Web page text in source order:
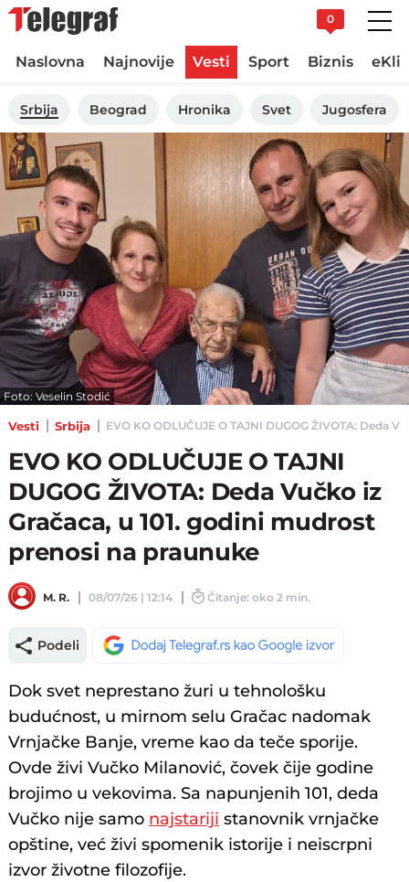
0
Naslovna Najnovije Vesti Sport Biznis
Srbija Beograd Hronika Svet Jugosfera
Foto: Veselin Stodić
Vesti Srbija EVO KO ODLUČUJE O TAJNI DUGOG ŽIVOTA: Deda
EVO KO ODLUČUJE O TAJNI
DUGOG ŽIVOTA: Deda Vučko iz
Gračaca, u 101. godini mudrost
prenosi na praunuke
M. R. 08/07/26 | 12:14 Čitanje: oko 2 min.
Podeli
Dok svet neprestano žuri u tehnološku
budućnost, u mirnom selu Gračac nadomak
Vrnjačke Banje, vreme kao da teče sporije.
Ovde živi Vučko Milanović, čovek čije godine
brojimo u vekovima. Sa napunjenih 101, deda
Vučko nije samo najstariji stanovnik vrnjačke
opštine, već živi spomenik istorije i neiscrpni
izvor životne filozofije.